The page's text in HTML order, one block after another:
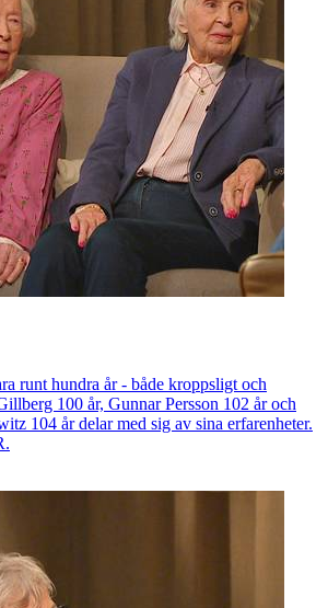
runt hundra år - både kroppsligt och
100 år, Gunnar Persson 102 år och
104 år delar med sig av sina erfarenheter.